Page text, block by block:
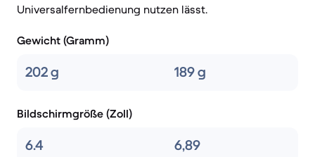
Universalfernbedienung nutzen lässt.
Gewicht (Gramm)
202 g 189 g
Bildschirmgröße (Zoll)
6.4 6,89